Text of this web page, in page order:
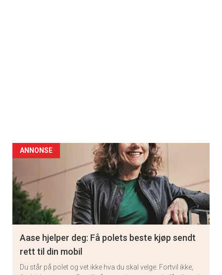
ANNONSE
Aase hjelper deg: Få polets beste kjøp sendt
rett til din mobil
Du står på polet og vet ikke hva du skal velge. Fortvil ikke,